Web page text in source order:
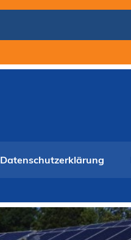
Datenschutzerklärung